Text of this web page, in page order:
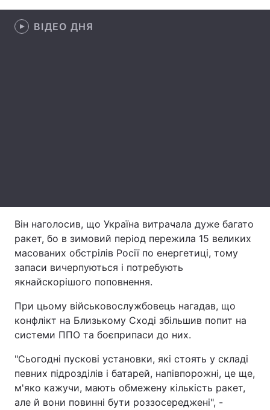
Відео з Youtube
Тема оформлення
ВІДЕО ДНЯ
Він наголосив, що Україна витрачала дуже багато
ракет, бо в зимовий період пережила 15 великих
масованих обстрілів Росії по енергетиці, тому
запаси вичерпуються і потребують
якнайскорішого поповнення.
При цьому військовослужбовець нагадав, що
конфлікт на Близькому Сході збільшив попит на
системи ППО та боєприпаси до них.
"Сьогодні пускові установки, які стоять у складі
певних підрозділів і батарей, напівпорожні, це ще,
м'яко кажучи, мають обмежену кількість ракет,
але й вони повинні бути роззосереджені", -